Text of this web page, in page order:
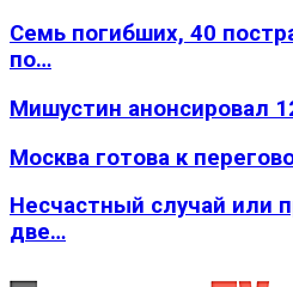
Семь погибших, 40
по…
Мишустин анонсировал
Москва готова к
Несчастный случай или
две…